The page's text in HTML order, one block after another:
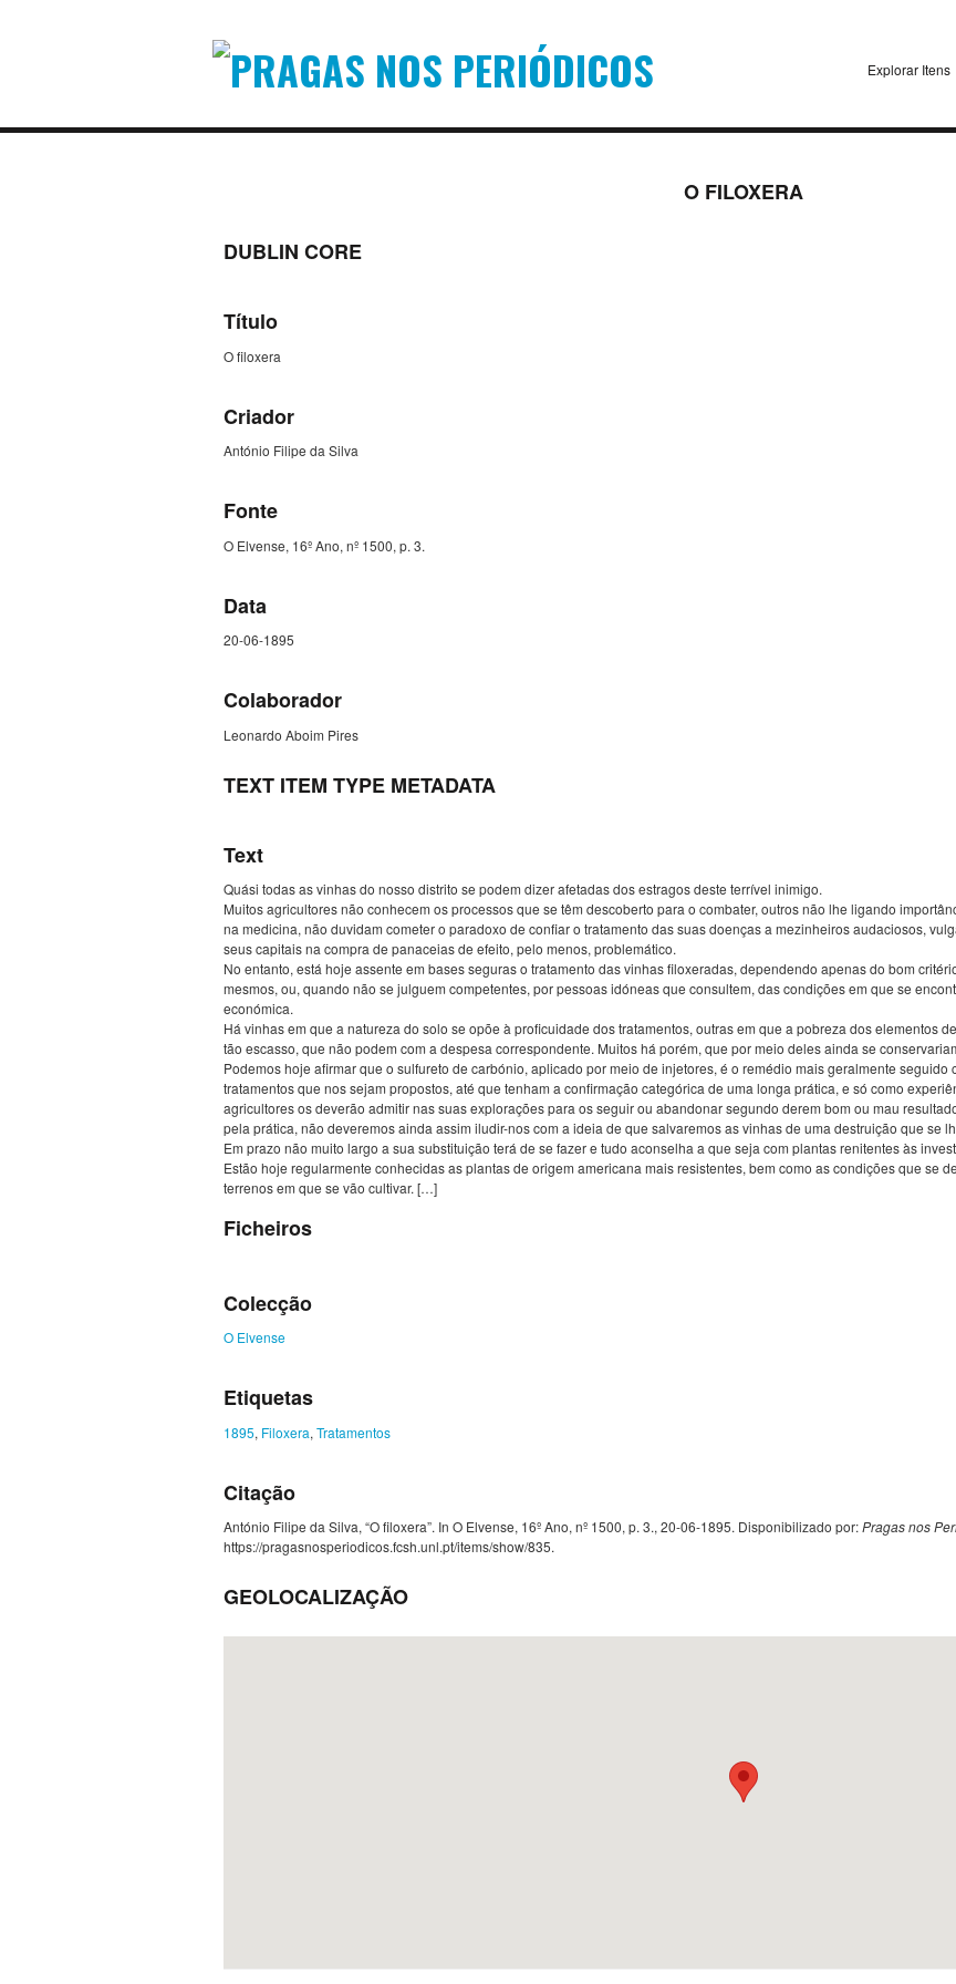
Explorar Itens
O FILOXERA
DUBLIN CORE
Título
O filoxera
Criador
António Filipe da Silva
Fonte
O Elvense, 16º Ano, nº 1500, p. 3.
Data
20-06-1895
Colaborador
Leonardo Aboim Pires
TEXT ITEM TYPE METADATA
Text
Quási todas as vinhas do nosso distrito se podem dizer afetadas dos estragos deste terrível inimigo.
Muitos agricultores não conhecem os processos que se têm descoberto para o combater, outros não lhe ligando
na medicina, não duvidam cometer o paradoxo de confiar o tratamento das suas doenças a mezinheiros audaciosos,
seus capitais na compra de panaceias de efeito, pelo menos, problemático.
No entanto, está hoje assente em bases seguras o tratamento das vinhas filoxeradas, dependendo apenas do bom
mesmos, ou, quando não se julguem competentes, por pessoas idóneas que consultem, das condições em que se
económica.
Há vinhas em que a natureza do solo se opõe à proficuidade dos tratamentos, outras em que a pobreza dos elementos
tão escasso, que não podem com a despesa correspondente. Muitos há porém, que por meio deles ainda se
Podemos hoje afirmar que o sulfureto de carbónio, aplicado por meio de injetores, é o remédio mais geralmente seguido
tratamentos que nos sejam propostos, até que tenham a confirmação categórica de uma longa prática, e só como
agricultores os deverão admitir nas suas explorações para os seguir ou abandonar segundo derem bom ou mau
pela prática, não deveremos ainda assim iludir-nos com a ideia de que salvaremos as vinhas de uma destruição que se
Em prazo não muito largo a sua substituição terá de se fazer e tudo aconselha a que seja com plantas renitentes às
Estão hoje regularmente conhecidas as plantas de origem americana mais resistentes, bem como as condições que se
terrenos em que se vão cultivar. […]
Ficheiros
Colecção
O Elvense
Etiquetas
1895, Filoxera, Tratamentos
Citação
António Filipe da Silva, “O filoxera”. In O Elvense, 16º Ano, nº 1500, p. 3., 20-06-1895. Disponibilizado por:Pragas nos
https://pragasnosperiodicos.fcsh.unl.pt/items/show/835.
GEOLOCALIZAÇÃO